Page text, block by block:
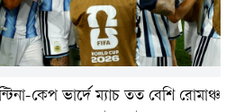
কেপ ভার্দে ম্যাচ তত বেশি রোমাঞ্চ